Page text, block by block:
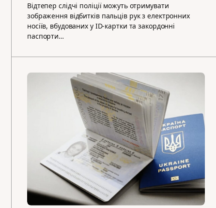
Відтепер слідчі поліції можуть отримувати
зображення відбитків пальців рук з електронних
носіїв, вбудованих у ID-картки та закордонні
паспорти…